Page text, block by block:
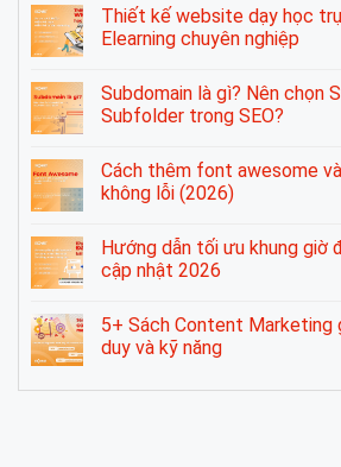
Thiết kế website dạy học
Elearning chuyên nghiệp
Subdomain là gì? Nên chọn
Subfolder trong SEO?
Cách thêm font awesome
không lỗi (2026)
Hướng dẫn tối ưu khung giờ
cập nhật 2026
5+ Sách Content Marketing
duy và kỹ năng